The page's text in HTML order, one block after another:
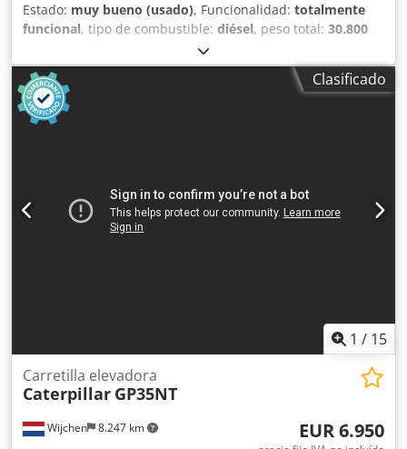
Estado: muy bueno (usado), Funcionalidad: totalmente
funcional, tipo de combustible: diésel, peso total: 30.800
, Equipamiento:
orugas de acero, CATERPILLAR 330, año 2021, 8699 horas
de uso, peso de 30800 kg, 205 kW, equipada con sistema
de martillo/tenaza, enganche rápido, válvulas de bloqueo,
pintura original, sin soldaduras. Cedezrtluopfx Ai Asha
Clasificado
1 / 15
Wijchen 8.247 km
Carretilla elevadora
Caterpillar GP35NT
EUR 6.950